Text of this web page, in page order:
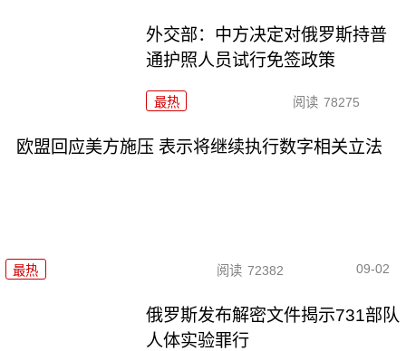
外交部：中方决定对俄罗斯持普
通护照人员试行免签政策
最热 阅读 78275
欧盟回应美方施压 表示将继续执行数字相关立法
最热 阅读 72382 09-02
俄罗斯发布解密文件揭示731部队
人体实验罪行